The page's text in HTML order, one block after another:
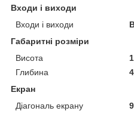
Входи і виходи
Входи і виходи
Габаритні розміри
Висота
Глибина
Екран
Діагональ екрану